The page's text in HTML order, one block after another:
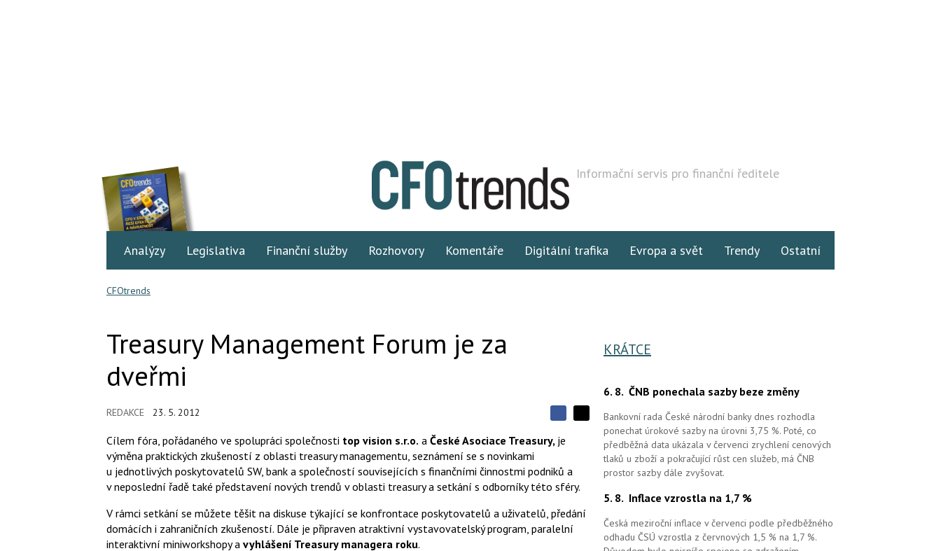
Informační servis pro finanční ředitele
Analýzy Legislativa Finanční služby Rozhovory Komentáře Digitální trafika Evropa a svět Trendy Ostatní
CFOtrends
Treasury Management Forum je za
dveřmi
REDAKCE 23. 5. 2012
S
d
l
e
t
S
í
j
t
a
F
n
a
Cílem fóra, pořádaného ve spolupráci společnosti top vision s.r.o. a České Asociace Treasury, je
výměna praktických zkušeností z oblasti treasury managementu, seznámení se s novinkami
u jednotlivých poskytovatelů SW, bank a společností souvisejících s finančními činnostmi podniků a
v neposlední řadě také představení nových trendů v oblasti treasury a setkání s odborníky této sféry.
V rámci setkání se můžete těšit na diskuse týkající se konfrontace poskytovatelů a uživatelů, předání
domácích i zahraničních zkušeností. Dále je připraven atraktivní vystavovatelský program, paralelní
interaktivní miniworkshopy a vyhlášení Treasury managera roku.
KRÁTCE
6. 8. ČNB ponechala sazby beze změny
Bankovní rada České národní banky dnes rozhodla
ponechat úrokové sazby na úrovni 3,75 %. Poté, co
předběžná data ukázala v červenci zrychlení cenových
tlaků u zboží a pokračující růst cen služeb, má ČNB
prostor sazby dále zvyšovat.
5. 8. Inflace vzrostla na 1,7 %
Česká meziroční inflace v červenci podle předběžného
odhadu ČSÚ vzrostla z červnových 1,5 % na 1,7 %.